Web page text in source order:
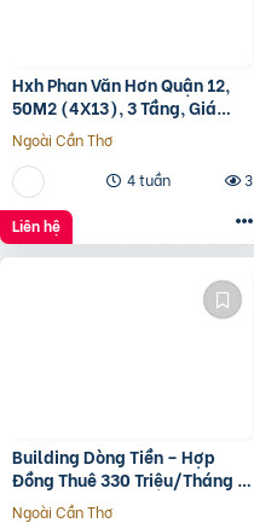
Hxh Phan Văn Hơn Quận 12,
50M2 (4X13), 3 Tầng, Giá
4.96 Tỷ
Ngoài Cần Thơ
4 tuần
3
Liên hệ
Building Dòng Tiền – Hợp
Đồng Thuê 330 Triệu/Tháng –
Quận 5, Tp.hcm -139Ty
Ngoài Cần Thơ